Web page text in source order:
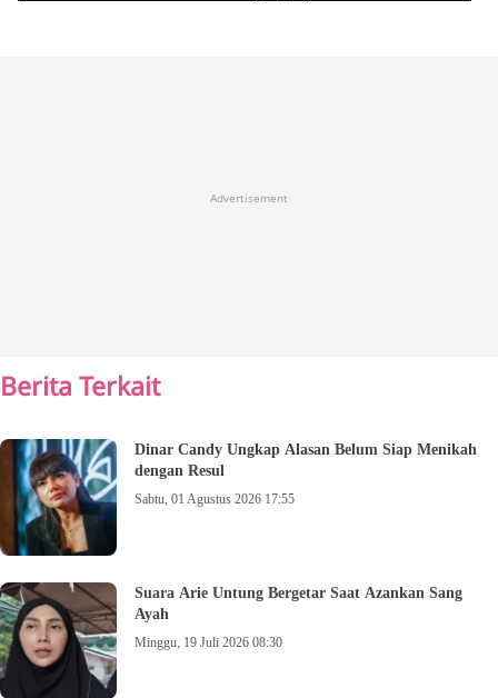
Advertisement
Berita Terkait
Dinar Candy Ungkap Alasan Belum Siap Menikah
dengan Resul
Sabtu, 01 Agustus 2026 17:55
Suara Arie Untung Bergetar Saat Azankan Sang
Ayah
Minggu, 19 Juli 2026 08:30